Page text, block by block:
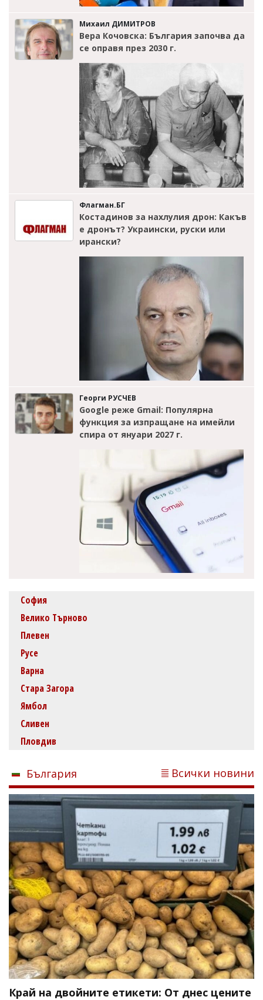
Михаил ДИМИТРОВ
Вера Кочовска: България започва да
се оправя през 2030 г.
Флагман.БГ
Костадинов за нахлулия дрон: Какъв
е дронът? Украински, руски или
ирански?
Георги РУСЧЕВ
Google реже Gmail: Популярна
функция за изпращане на имейли
спира от януари 2027 г.
София
Велико Търново
Плевен
Русе
Варна
Стара Загора
Ямбол
Сливен
Пловдив
България Всички новини
Край на двойните етикети: От днес цените